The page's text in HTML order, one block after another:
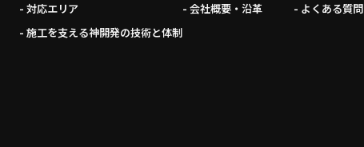
- 対応エリア
- 施工を支える神開発の技術と体制
- 会社概要・沿革
- よくある質問